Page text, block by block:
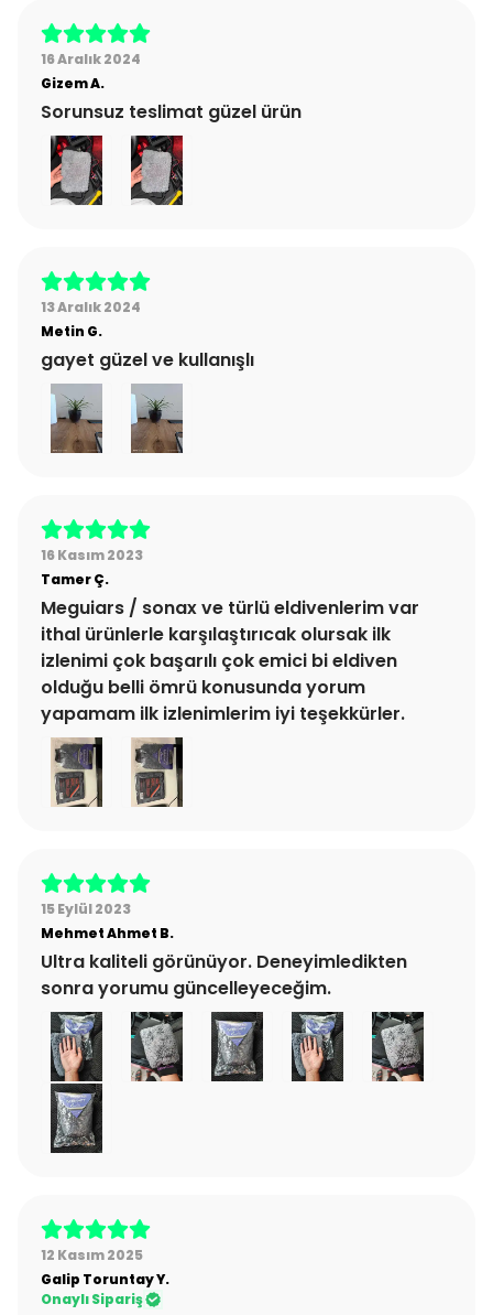
16 Aralık 2024
GizemA.
Sorunsuz teslimat güzel ürün
13 Aralık 2024
Metin G.
gayet güzel ve kullanışlı
16 Kasım 2023
TamerÇ.
Meguiars / sonax ve türlü eldivenlerim var
ithal ürünlerle karşılaştırıcak olursak ilk
izlenimi çok başarılı çok emici bi eldiven
olduğu belli ömrü konusunda yorum
yapamam ilk izlenimlerim iyi teşekkürler.
15 Eylül 2023
Mehmet Ahmet B.
Ultra kaliteli görünüyor. Deneyimledikten
sonra yorumu güncelleyeceğim.
12 Kasım 2025
Galip ToruntayY.
Onaylı Sipariş